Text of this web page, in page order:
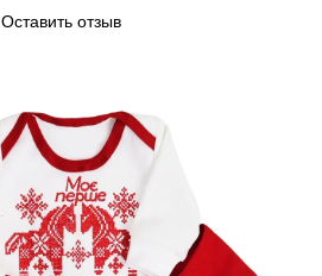
Оставить отзыв